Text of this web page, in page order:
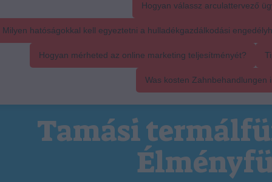
Hogyan válassz arculattervező
Milyen hatóságokkal kell egyeztetni a hulladékgazdálkodási
Hogyan mérheted az online marketing teljesítményét?
Was kosten Zahnbehandlungen
Tamási